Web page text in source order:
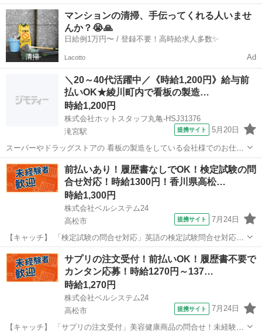
OK！週3日～OK！車・自転車通勤OK 【コメント】 ベルシステム24に
は経験や資格一切不問のお仕事も多数(^^♪ ＃扶養内・Wワーク ＃週2
のスキマワーク ...
香川 高松市
マンションの清掃、手伝ってくれる人いませ
んか？😭🙏
日給例1万円〜 / 登録不要！高時給求人多数✨
Lacotto Ad
＼20～40代活躍中／《時給1,200円》給与前
払いOK★綾川町内で看板の製造…
時給1,200円
株式会社ホットスタッフ丸亀-HSJ31376
滝宮駅
提携サイト 5月20日
スーパーやドラッグストアの 看板の製造をしている会社様でのお仕事
☆ ◎こんな方にオススメ ■オフィスデビューをしたい方 ■日勤固定で
勤務がしたい方 ■土日祝お休みがいい方
┏━━━━━━━━━━━━━━┓ お仕事...
香川 滝宮駅 一般事務
前払いあり！履歴書なしでOK！検定試験の問
合せ対応！時給1300円！香川県高松…
時給1,300円
株式会社ベルシステム24
高松市
提携サイト 7月24日
【キャッチ】 「検定試験の問合せ対応」英語の検定試験問合せ対応！
未経験OK！土日祝基本休み！週3日～！服装自由 【コメント】 ベルシ
ステム24には経験や資格一切不問のお仕事も多数(^^♪ ＃扶養内・Wワ
ーク ＃週2のスキ...
香川 高松市 電話対応
サプリの注文受付！前払いOK！履歴書不要で
カンタン応募！時給1270円～137…
時給1,270円
株式会社ベルシステム24
高松市
提携サイト 7月24日
【キャッチ】 「サプリの注文受付」美容健康商品の問合せ！未経験